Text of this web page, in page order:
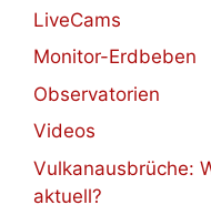
LiveCams
Monitor-Erdbeben
Observatorien
Videos
Vulkanausbrüche:
aktuell?